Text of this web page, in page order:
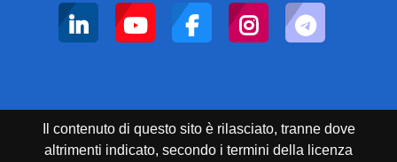
Il contenuto di questo sito è rilasciato, tranne dove
altrimenti indicato, secondo i termini della licenza